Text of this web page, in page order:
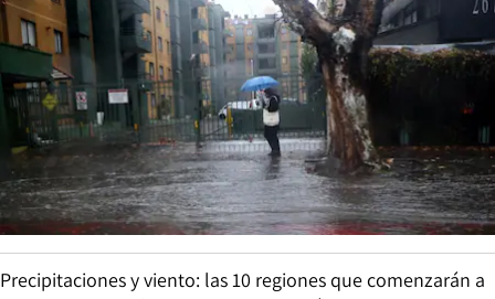
Precipitaciones y viento: las 10 regiones que comenzarán a